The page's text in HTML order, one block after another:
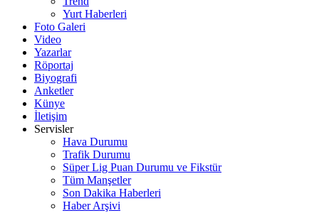
Yurt Haberleri
Foto Galeri
Video
Yazarlar
Röportaj
Biyografi
Anketler
Künye
İletişim
Servisler
Hava Durumu
Trafik Durumu
Süper Lig Puan Durumu ve Fikstür
Tüm Manşetler
Son Dakika Haberleri
Haber Arşivi